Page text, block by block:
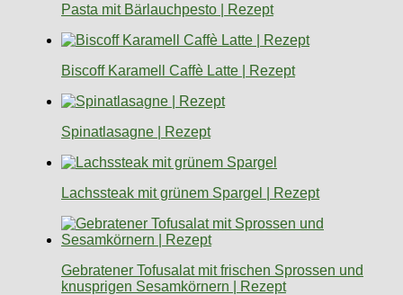
Pasta mit Bärlauchpesto | Rezept
Biscoff Karamell Caffè Latte | Rezept
Spinatlasagne | Rezept
Lachssteak mit grünem Spargel | Rezept
Gebratener Tofusalat mit frischen Sprossen und
knusprigen Sesamkörnern | Rezept